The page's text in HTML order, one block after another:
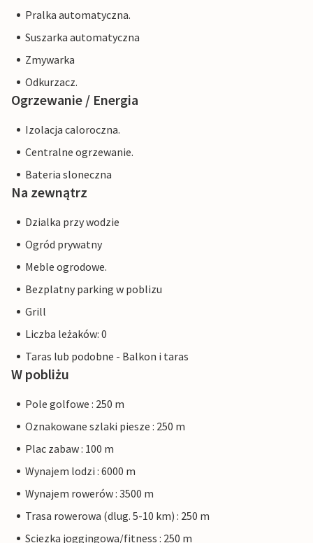
Pralka automatyczna.
Suszarka automatyczna
Zmywarka
Odkurzacz.
Ogrzewanie / Energia
Izolacja caloroczna.
Centralne ogrzewanie.
Bateria sloneczna
Na zewnątrz
Dzialka przy wodzie
Ogród prywatny
Meble ogrodowe.
Bezplatny parking w poblizu
Grill
Liczba leżaków: 0
Taras lub podobne - Balkon i taras
W pobliżu
Pole golfowe : 250 m
Oznakowane szlaki piesze : 250 m
Plac zabaw : 100 m
Wynajem lodzi : 6000 m
Wynajem rowerów : 3500 m
Trasa rowerowa (dlug. 5-10 km) : 250 m
Sciezka joggingowa/fitness : 250 m